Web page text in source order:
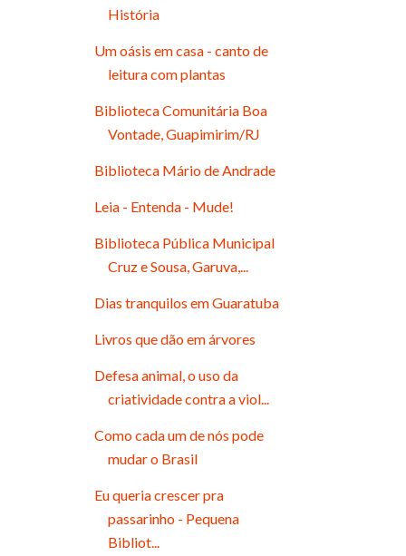
História
Um oásis em casa - canto de
leitura com plantas
Biblioteca Comunitária Boa
Vontade, Guapimirim/RJ
Biblioteca Mário de Andrade
Leia - Entenda - Mude!
Biblioteca Pública Municipal
Cruz e Sousa, Garuva,...
Dias tranquilos em Guaratuba
Livros que dão em árvores
Defesa animal, o uso da
criatividade contra a viol...
Como cada um de nós pode
mudar o Brasil
Eu queria crescer pra
passarinho - Pequena
Bibliot...